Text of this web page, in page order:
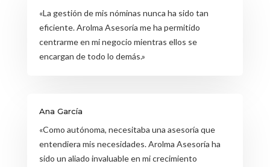
«La gestión de mis nóminas nunca ha sido tan
eficiente. Arolma Asesoría me ha permitido
centrarme en mi negocio mientras ellos se
encargan de todo lo demás.»
Ana García
«Como autónoma, necesitaba una asesoría que
entendiera mis necesidades. Arolma Asesoría ha
sido un aliado invaluable en mi crecimiento